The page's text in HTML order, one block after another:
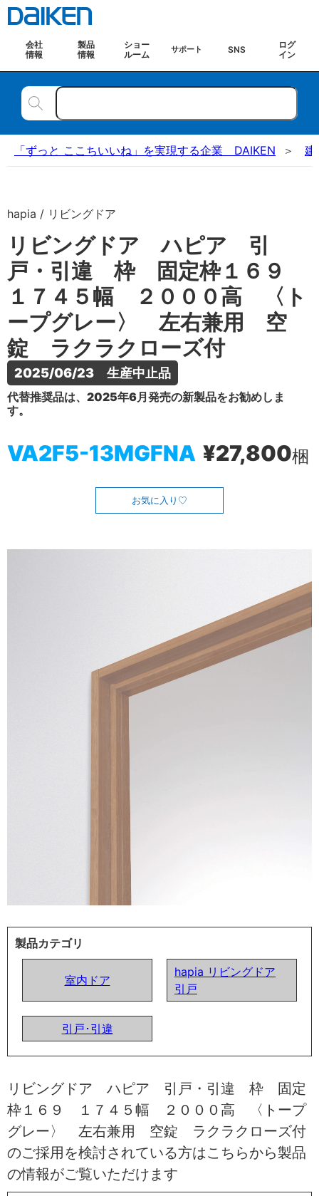
会社
情報
製品
情報
ショー
ルーム
サポート SNS
ログ
イン
「ずっと ここちいいね」を実現する企業 DAIKEN 建
hapia / リビングドア
リビングドア ハピア 引
戸・引違 枠 固定枠１６９
１７４５幅 ２０００高 〈ト
ープグレー〉 左右兼用 空
錠 ラクラクローズ付
2025/06/23　生産中止品
代替推奨品は、2025年6月発売の新製品をお勧めしま
す。
VA2F5-13MGFNA ¥27,800梱
お気に入り
製品カテゴリ
室内ドア
hapia リビングドア
引戸
引戸･引違
リビングドア ハピア 引戸・引違 枠 固定
枠１６９ １７４５幅 ２０００高 〈トープ
グレー〉 左右兼用 空錠 ラクラクローズ付
のご採用を検討されている方はこちらから製品
の情報がご覧いただけます